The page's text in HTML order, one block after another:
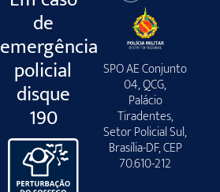
de
emergência
policial
disque
190
SPO AE Conjunto
04, QCG,
Palácio
Tiradentes,
Setor Policial Sul,
Brasília-DF, CEP
70.610-212